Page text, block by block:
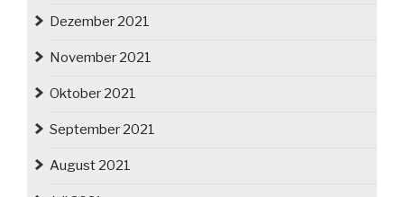
Dezember 2021
November 2021
Oktober 2021
September 2021
August 2021